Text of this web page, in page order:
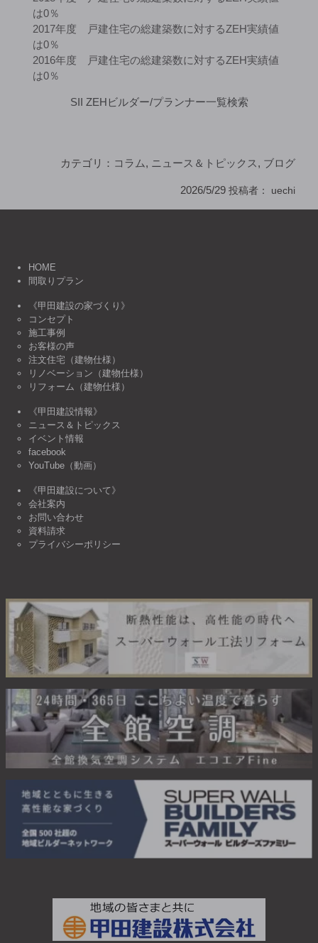
は0％
2017年度 戸建住宅の総建築数に対するZEH実績値
は0％
2016年度 戸建住宅の総建築数に対するZEH実績値
は0％
SII ZEHビルダー/プランナー一覧検索
カテゴリ： コラム, ニュース＆トピックス , ブログ
2026/5/29 投稿者： uechi
HOME
間取りプラン
《甲田建設の家づくり》
コンセプト
施工事例
お客様の声
注文住宅（建物仕様）
リノベーション（建物仕様）
リフォーム（建物仕様）
《甲田建設情報》
ニュース＆トピックス
イベント情報
facebook
YouTube（動画）
《甲田建設について》
会社案内
お問い合わせ
資料請求
プライバシーポリシー